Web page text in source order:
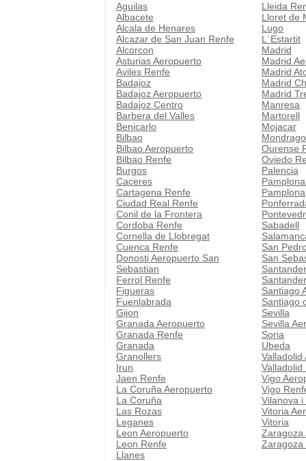
Aguilas
Albacete
Alcala de Henares
Alcazar de San Juan Renfe
Alcorcon
Asturias Aeropuerto
Aviles Renfe
Badajoz
Badajoz Aeropuerto
Badajoz Centro
Barbera del Valles
Benicarlo
Bilbao
Bilbao Aeropuerto
Bilbao Renfe
Burgos
Caceres
Cartagena Renfe
Ciudad Real Renfe
Conil de la Frontera
Cordoba Renfe
Cornella de Llobregat
Cuenca Renfe
Donosti Aeropuerto San
Sebastian
Ferrol Renfe
Figueras
Fuenlabrada
Gijon
Granada Aeropuerto
Granada Renfe
Granada
Granollers
Irun
Jaen Renfe
La Coruña Aeropuerto
La Coruña
Las Rozas
Leganes
Leon Aeropuerto
Leon Renfe
Llanes
Lleida
Lloret de
Lugo
L´Estartit
Madrid
Madrid
Madrid
Madrid
Madrid
Manresa
Martorell
Mojacar
Ourense
Oviedo
Palencia
Pamplona
Sabadell
San
San
Santiago
Santiago
Sevilla
Sevilla
Soria
Ubeda
Valladolid
Valladolid
Vigo
Vigo
Vilanova
Vitoria
Vitoria
Zaragoza
Zaragoza